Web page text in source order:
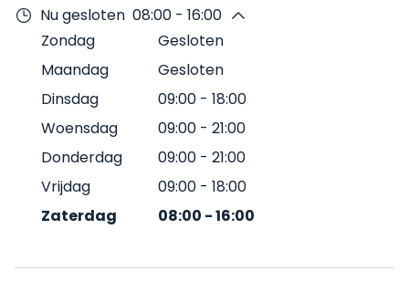
Nu gesloten 08:00 - 16:00
Zondag
Gesloten
Maandag
Gesloten
Dinsdag
09:00 - 18:00
Woensdag
09:00 - 21:00
Donderdag
09:00 - 21:00
Vrijdag
09:00 - 18:00
Zaterdag
08:00 -16:00